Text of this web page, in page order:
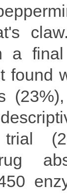
a
found